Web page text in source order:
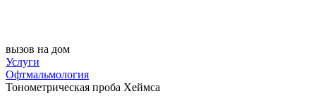
вызов на дом
Услуги
Офтмальмология
Тонометрическая проба Хеймса